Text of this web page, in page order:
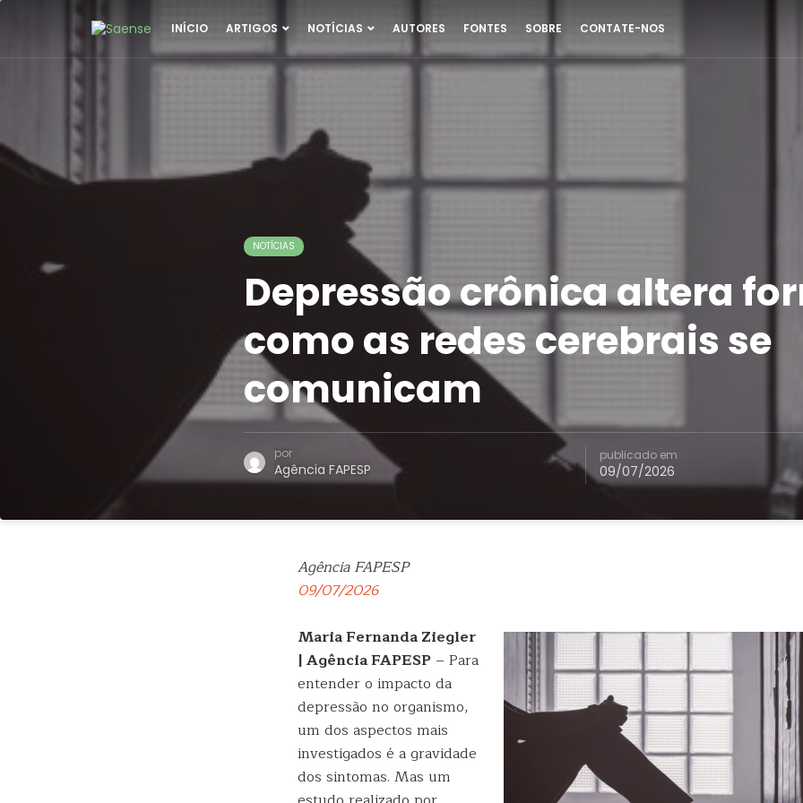
INÍCIO ARTIGOS NOTÍCIAS AUTORES FONTES SOBRE CONTATE-NOS
NOTÍCIAS
Depressão crônica altera
como as redes cerebrais se
comunicam
por
Agência FAPESP
publicado em
09/07/2026
Agência FAPESP
09/07/2026
Maria Fernanda Ziegler
| Agência FAPESP – Para
entender o impacto da
depressão no organismo,
um dos aspectos mais
investigados é a gravidade
dos sintomas. Mas um